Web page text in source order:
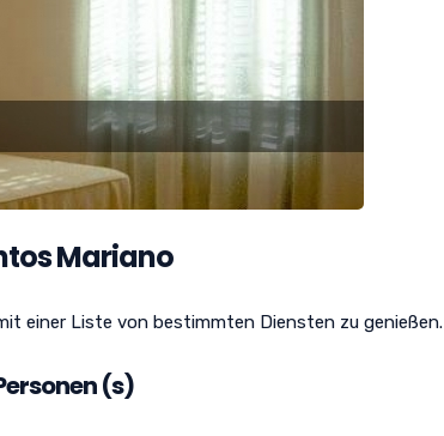
Mariano
einer Liste von bestimmten Diensten zu genießen.
(s)